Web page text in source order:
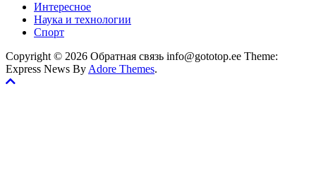
Интересное
Наука и технологии
Спорт
Copyright © 2026 Обратная связь info@gototop.ee Theme:
Express News By Adore Themes.